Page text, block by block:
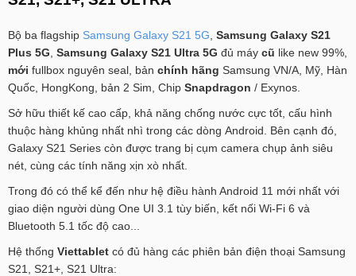
Bộ ba flagship Samsung Galaxy S21 5G Samsung Galaxy S21
Plus 5G Samsung Galaxy S21 Ultra 5G đủ máy cũ like new 99%,
mới fullbox nguyên seal, bản chính hãng Samsung VN/A, Mỹ, Hàn
Quốc, HongKong, bản 2 Sim, Chip Snapdragon / Exynos.
Sở hữu thiết kế cao cấp, khả năng chống nước cực tốt, cấu hình
thuộc hàng khủng nhất nhì trong các dòng Android. Bên cạnh đó,
Galaxy S21 Series còn được trang bị cụm camera chụp ảnh siêu
nét, cùng các tính năng xịn xò nhất.
Trong đó có thể kể đến như hệ điều hành Android 11 mới nhất với
giao diện người dùng One UI 3.1 tùy biến, kết nối Wi-Fi 6 và
Bluetooth 5.1 tốc độ cao...
Hệ thống Viettablet có đủ hàng các phiên bản điện thoại Samsung
S21, S21+, S21 Ultra: